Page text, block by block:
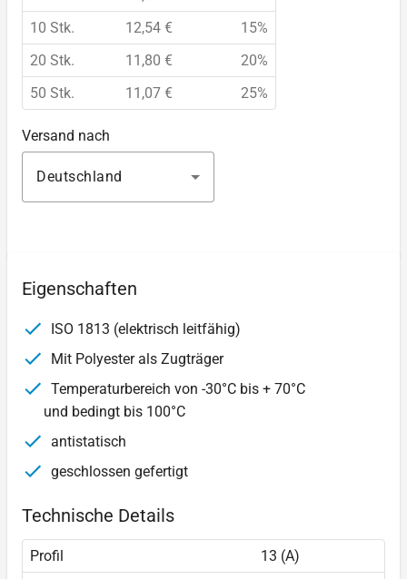
10 Stk.
12,54 €
15%
20 Stk.
11,80 €
20%
50 Stk.
11,07 € 25%
Versand nach
Deutschland
Eigenschaften
ISO 1813 (elektrisch leitfähig)
Mit Polyester als Zugträger
Temperaturbereich von -30°C bis + 70°C
und bedingt bis 100°C
antistatisch
geschlossen gefertigt
Technische Details
Profil
13 (A)